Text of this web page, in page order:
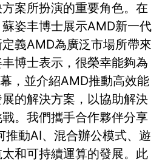
案所扮演的重要角色。在
姿丰博士展示AMD新一代
義AMD為廣泛市場所帶來
博士表示，很榮幸能夠為
，並介紹AMD推動高效能
的解決方案，以協助解決
。我們攜手合作夥伴分享
推動AI、混合辦公模式、遊
和可持續運算的發展。此